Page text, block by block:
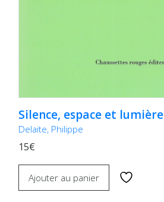
Silence, espace et lumière
Delaite, Philippe
15€
Ajouter au panier